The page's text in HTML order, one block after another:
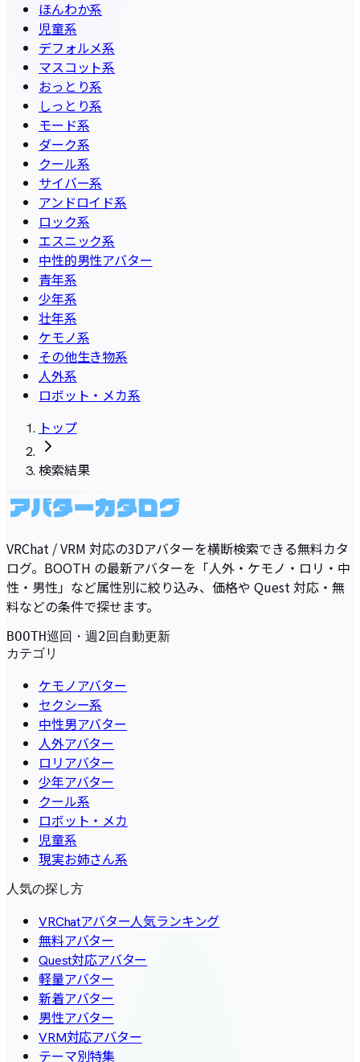
ほんわか系
児童系
デフォルメ系
マスコット系
おっとり系
しっとり系
モード系
ダーク系
クール系
サイバー系
アンドロイド系
ロック系
エスニック系
中性的男性アバター
青年系
少年系
壮年系
ケモノ系
その他生き物系
人外系
ロボット・メカ系
トップ
検索結果
VRChat / VRM 対応の3Dアバターを横断検索できる無料カタ
ログ。BOOTH の最新アバターを「人外・ケモノ・ロリ・中
性・男性」など属性別に絞り込み、価格や Quest 対応・無
料などの条件で探せます。
BOOTH巡回・週2回自動更新
カテゴリ
ケモノアバター
セクシー系
中性男アバター
人外アバター
ロリアバター
少年アバター
クール系
ロボット・メカ
児童系
現実お姉さん系
人気の探し方
VRChatアバター人気ランキング
無料アバター
Quest対応アバター
軽量アバター
新着アバター
男性アバター
VRM対応アバター
テーマ別特集